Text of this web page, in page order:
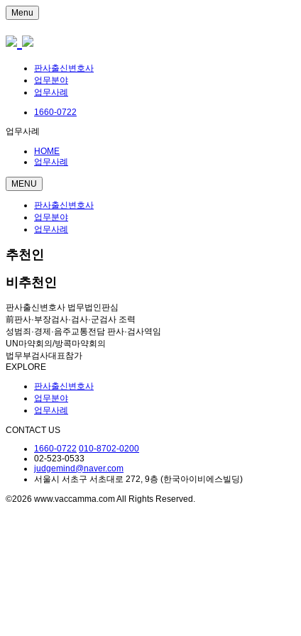
Menu
판사출신변호사
업무분야
업무사례
1660-0722
업무사례
HOME
업무사례
MENU
판사출신변호사
업무분야
업무사례
추천인
비추천인
판사출신변호사 법무법인판심
前판사·부장검사·검사·군검사 조력
성범죄·경제·음주교통전담 판사·검사역임
UN마약회의/방콕마약회의
법무부검사대표참가
EXPLORE
판사출신변호사
업무분야
업무사례
CONTACT US
1660-0722 010-8702-0200
02-523-0533
judgemind@naver.com
서울시 서초구 서초대로 272, 9층 (한국아이비에스빌딩)
©2026 www.vaccamma.com All Rights Reserved.